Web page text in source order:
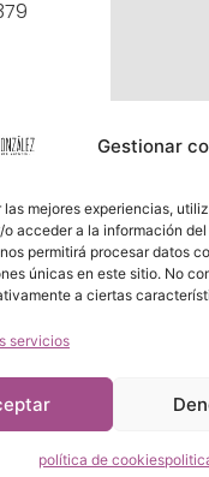
Gestionar
las mejores experiencias,
o acceder a la información
permitirá procesar datos
únicas en este sitio. No
a ciertas
servicios
política de cookies